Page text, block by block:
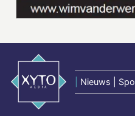
Nieuws |